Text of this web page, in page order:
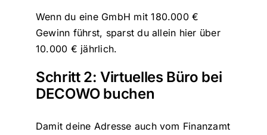
Wenn du eine GmbH mit 180.000 €
Gewinn führst, sparst du allein hier über
10.000 € jährlich.
Schritt 2: Virtuelles Büro bei
DECOWO buchen
Damit deine Adresse auch vom Finanzamt